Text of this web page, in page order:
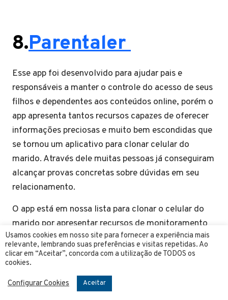
8.Parentaler
Esse app foi desenvolvido para ajudar pais e
responsáveis a manter o controle do acesso de seus
filhos e dependentes aos conteúdos online, porém o
app apresenta tantos recursos capazes de oferecer
informações preciosas e muito bem escondidas que
se tornou um aplicativo para clonar celular do
marido. Através dele muitas pessoas já conseguiram
alcançar provas concretas sobre dúvidas em seu
relacionamento.
O app está em nossa lista para clonar o celular do
marido por apresentar recursos de monitoramento
remoto invisíveis, assim é possível acessar todas as
informações como chamadas, contatos, histórico
de navegação na internet e também acessar todos
os aplicativos de redes sociais e relacionamento
como Facebook, Instagram, whatsapp, Twitter e
Usamos cookies em nosso site para fornecer a experiência mais
relevante, lembrando suas preferências e visitas repetidas. Ao
clicar em “Aceitar”, concorda com a utilização de TODOS os
cookies.
Configurar Cookies Aceitar